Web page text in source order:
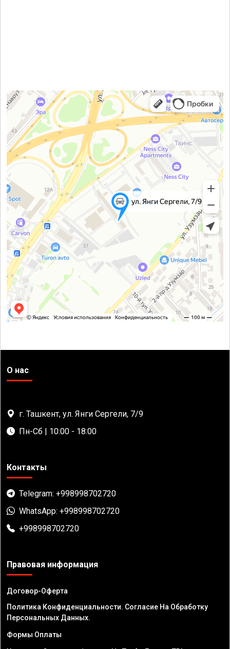
О нас
г. Ташкент, ул. Янги Сергели, 7/9
Пн-Сб | 10:00 - 18:00
Контакты
Telegram: +998998702720
WhatsApp: +998998702720
+998998702720
Правовая информация
Договор-Оферта
Политика Конфиденциальности. Согласие На Обработку
Персональных Данных.
Формы Оплаты